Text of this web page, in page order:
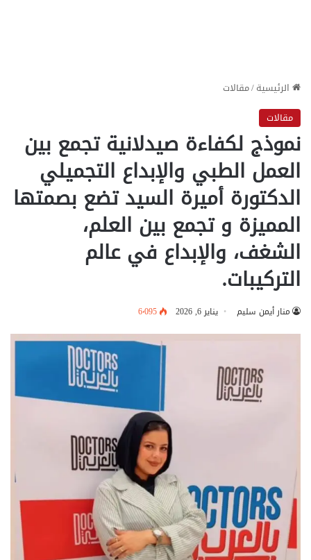
الرئيسية/مقالات
مقالات
نموذج لكفاءة صيدلانية تجمع بين
العمل الطبي والإبداع التجميلي
الدكتورة أميرة السيد تضع بصمتها
المميزة و تجمع بين العلم،
الشغف، والإبداع في عالم
التركيبات.
منار أيمن سليم يناير 6, 2026 6٬095